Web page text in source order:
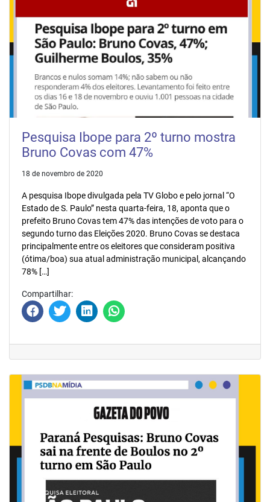
Pesquisa Ibope para 2º turno mostra
Bruno Covas com 47%
18 de novembro de 2020
A pesquisa Ibope divulgada pela TV Globo e pelo jornal “O
Estado de S. Paulo” nesta quarta-feira, 18, aponta que o
prefeito Bruno Covas tem 47% das intenções de voto para o
segundo turno das Eleições 2020. Bruno Covas se destaca
principalmente entre os eleitores que consideram positiva
(ótima/boa) sua atual administração municipal, alcançando
78% […]
Compartilhar: